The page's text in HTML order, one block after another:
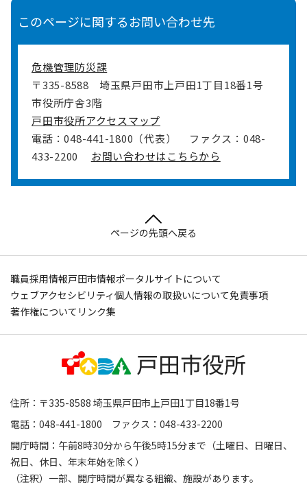
このページに関するお問い合わせ先
危機管理防災課
〒335-8588
埼玉県戸田市上戸田1丁目18番1号
市役所庁舎3階
戸田市役所アクセスマップ
電話：048-441-1800（代表）
ファクス：048-
433-2200
お問い合わせはこちらから
ページの先頭へ戻る
職員採用情報戸田市情報ポータルサイトについて
ウェブアクセシビリティ個人情報の取扱いについて免責事項
著作権について リンク集
住所：〒335-8588 埼玉県戸田市上戸田1丁目18番1号
電話：048-441-1800 ファクス：048-433-2200
開庁時間：午前8時30分から午後5時15分まで（土曜日、日曜日、
祝日、休日、年末年始を除く）
（注釈）一部、開庁時間が異なる組織、施設があります。